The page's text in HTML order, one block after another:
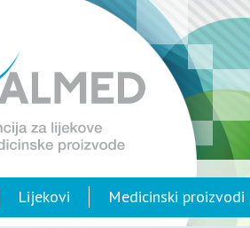
Lijekovi Medicinski proizvodi